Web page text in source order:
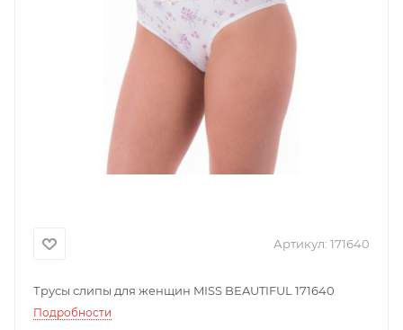
Артикул: 171640
Трусы слипы для женщин MISS BEAUTIFUL 171640
Подробности